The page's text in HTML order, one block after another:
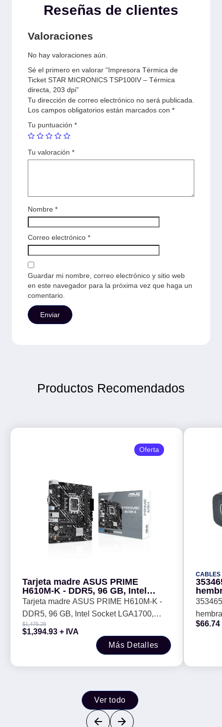
Reseñas de clientes
Valoraciones
No hay valoraciones aún.
Sé el primero en valorar “Impresora Térmica de
Ticket STAR MICRONICS TSP100IV – Térmica
directa, 203 dpi”
Tu dirección de correo electrónico no será publicada.
Los campos obligatorios están marcados con *
Tu puntuación *
Tu valoración *
Nombre *
Correo electrónico *
Guardar mi nombre, correo electrónico y sitio web
en este navegador para la próxima vez que haga un
comentario.
Productos Recomendados
Tarjeta madre ASUS PRIME
H610M-K - DDR5, 96 GB, Intel
Socket LGA1700, Micro-ATX, D-
Sub y HDMI
Tarjeta madre ASUS PRIME H610M-K -
DDR5, 96 GB, Intel Socket LGA1700,
Micro-ATX, D-Sub y HDMI
$1,475.28
$1,394.93 + IVA
Más Detalles
Oferta
CABLES
$66.74
Ver todo